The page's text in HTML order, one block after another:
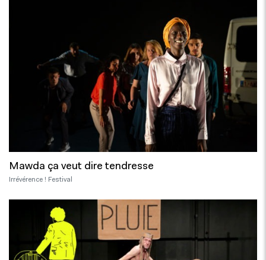
Mawda ça veut dire tendresse
Irrévérence ! Festival